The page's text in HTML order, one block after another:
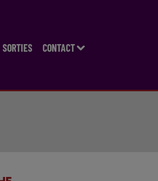
SORTIES CONTACT